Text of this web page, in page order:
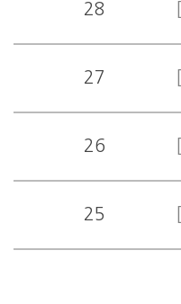
28
27
26
25